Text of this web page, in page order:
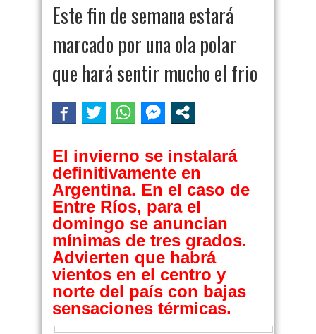
Este fin de semana estará
marcado por una ola polar
que hará sentir mucho el frio
El invierno se instalará
definitivamente en
Argentina. En el caso de
Entre Ríos, para el
domingo se anuncian
mínimas de tres grados.
Advierten que habrá
vientos en el centro y
norte del país con bajas
sensaciones térmicas.